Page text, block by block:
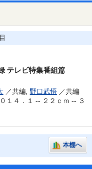
テレビ特集番組篇
／共編, 野口武悟 ／共編
１４．１ -- ２２ｃｍ -- ３
本棚へ